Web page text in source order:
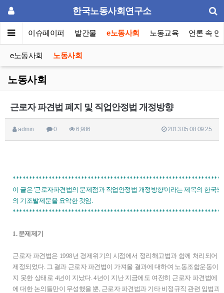
한국노동사회연구소
포럼 이슈페이퍼 발간물 e노동사회 노동교육 언론 속 연
e노동사회 노동사회
노동사회
근로자 파견법 폐지 및 직업안정법 개정방향
admin 0 6,986 2013.05.08 09:25
이 글은 '근로자파견법의 문제점과 직업안정법 개정방향'이라는 제목의 한국
의 기조발제문을 요악한 것임.
1. 문제제기
근로자 파견법은 1998년 경제위기의 시점에서 정리해고법과 함께 처리되어
제정되었다. 그 결과 근로자 파견법이 가져올 결과에 대하여 노동조합운동이
지 못한 상태로 4년이 지났다. 4년이 지난 지금에도 여전히 근로자 파견법에
에 대한 논의들만이 무성했을 뿐, 근로자 파견법과 기타 비정규직 관련 입법과